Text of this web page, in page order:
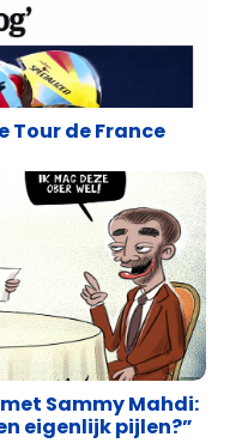
Tour de France
Sammy Mahdi:
eigenlijk pijlen?”